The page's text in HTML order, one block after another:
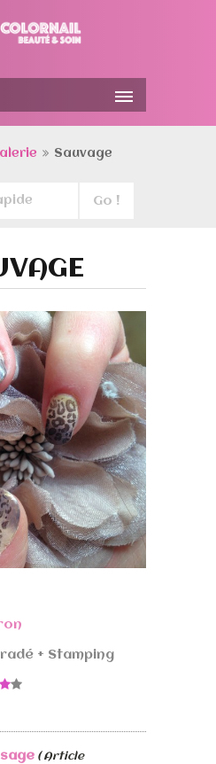
Sauvage
+ Stamping
( Article